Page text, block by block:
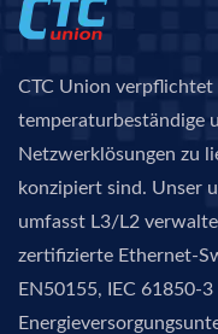
CTC Union verpflichtet
temperaturbeständige
Netzwerklösungen zu
konzipiert sind. Unser
umfasst L3/L2
zertifizierte Ethernet-
EN50155, IEC 61850-